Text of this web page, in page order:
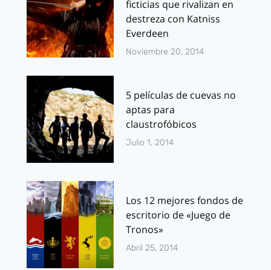
ficticias que rivalizan en
destreza con Katniss
Everdeen
Noviembre 20, 2014
5 películas de cuevas no
aptas para
claustrofóbicos
Julio 1, 2014
Los 12 mejores fondos de
escritorio de «Juego de
Tronos»
Abril 25, 2014